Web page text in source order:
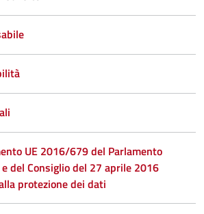
UE 2016/679 del Parlamento
del Consiglio del 27 aprile 2016
protezione dei dati